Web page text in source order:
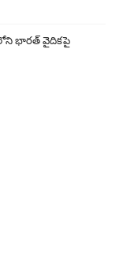
భారత్ వైదికపై